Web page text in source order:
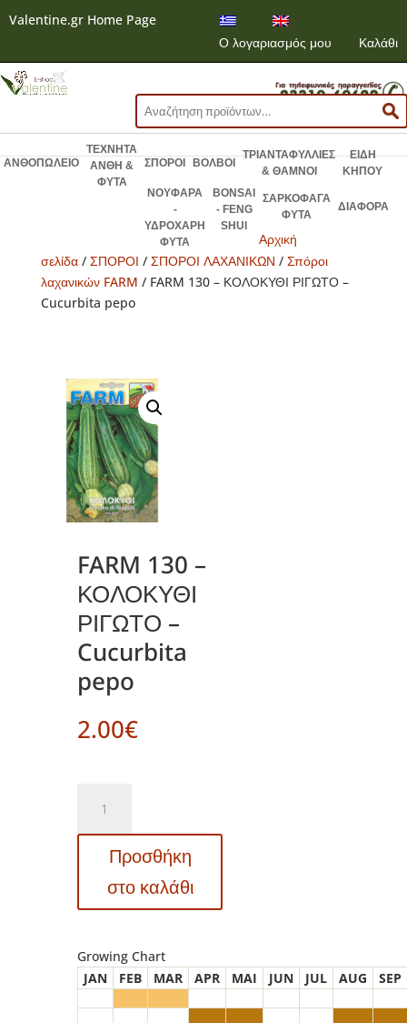
Valentine.gr Home Page
Ο λογαριασμός μου
Καλάθι
Αναζήτηση
για:
ΑΝΘΟΠΩΛΕΙΟ
ΤΕΧΝΗΤΑ
ΑΝΘΗ &
ΦΥΤΑ
ΣΠΟΡΟΙ ΒΟΛΒΟΙ
ΤΡΙΑΝΤΑΦΥΛΛΙΕΣ
& ΘΑΜΝΟΙ
ΕΙΔΗ
ΚΗΠΟΥ
ΝΟΥΦΑΡΑ
-
ΥΔΡΟΧΑΡΗ
ΦΥΤΑ
BONSAI
- FENG
SHUI
ΣΑΡΚΟΦΑΓΑ
ΦΥΤΑ
ΔΙΑΦΟΡΑ
Αρχική
σελίδα/ ΣΠΟΡΟΙ / ΣΠΟΡΟΙ ΛΑΧΑΝΙΚΩΝ / Σπόροι
λαχανικών FARM / FARM 130 – ΚΟΛΟΚΥΘΙ ΡΙΓΩΤΟ –
Cucurbita pepo
FARM 130 –
ΚΟΛΟΚΥΘΙ
ΡΙΓΩΤΟ –
Cucurbita
pepo
2.00€
-
ΚΟΛΟΚΥΘΙ
ποσότητα
Προσθήκη
στο καλάθι
Growing Chart
JAN
FEB MAR APR MAI JUN JUL AUG SEP